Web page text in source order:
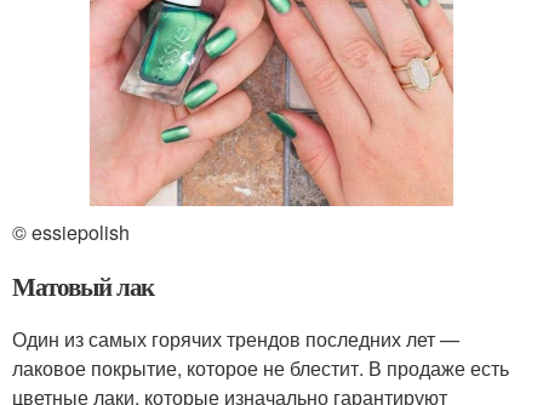
© essiepolish
Матовый лак
Один из самых горячих трендов последних лет —
лаковое покрытие, которое не блестит. В продаже есть
цветные лаки, которые изначально гарантируют